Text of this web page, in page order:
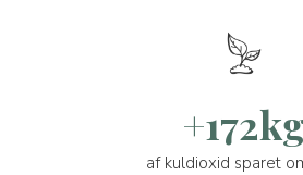
af kuldioxid sparet